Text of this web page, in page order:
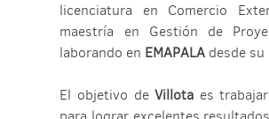
licenciatura en Comercio
maestría en Gestión de
laborando en EMAPALA desde
El objetivo deVillota es